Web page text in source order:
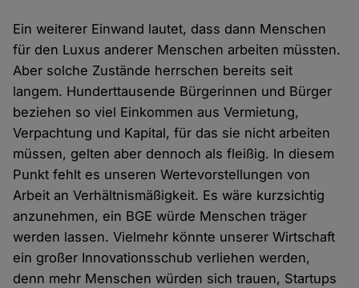
Ein weiterer Einwand lautet, dass dann Menschen
für den Luxus anderer Menschen arbeiten müssten.
Aber solche Zustände herrschen bereits seit
langem. Hunderttausende Bürgerinnen und Bürger
beziehen so viel Einkommen aus Vermietung,
Verpachtung und Kapital, für das sie nicht arbeiten
müssen, gelten aber dennoch als fleißig. In diesem
Punkt fehlt es unseren Wertevorstellungen von
Arbeit an Verhältnismäßigkeit. Es wäre kurzsichtig
anzunehmen, ein BGE würde Menschen träger
werden lassen. Vielmehr könnte unserer Wirtschaft
ein großer Innovationsschub verliehen werden,
denn mehr Menschen würden sich trauen, Startups